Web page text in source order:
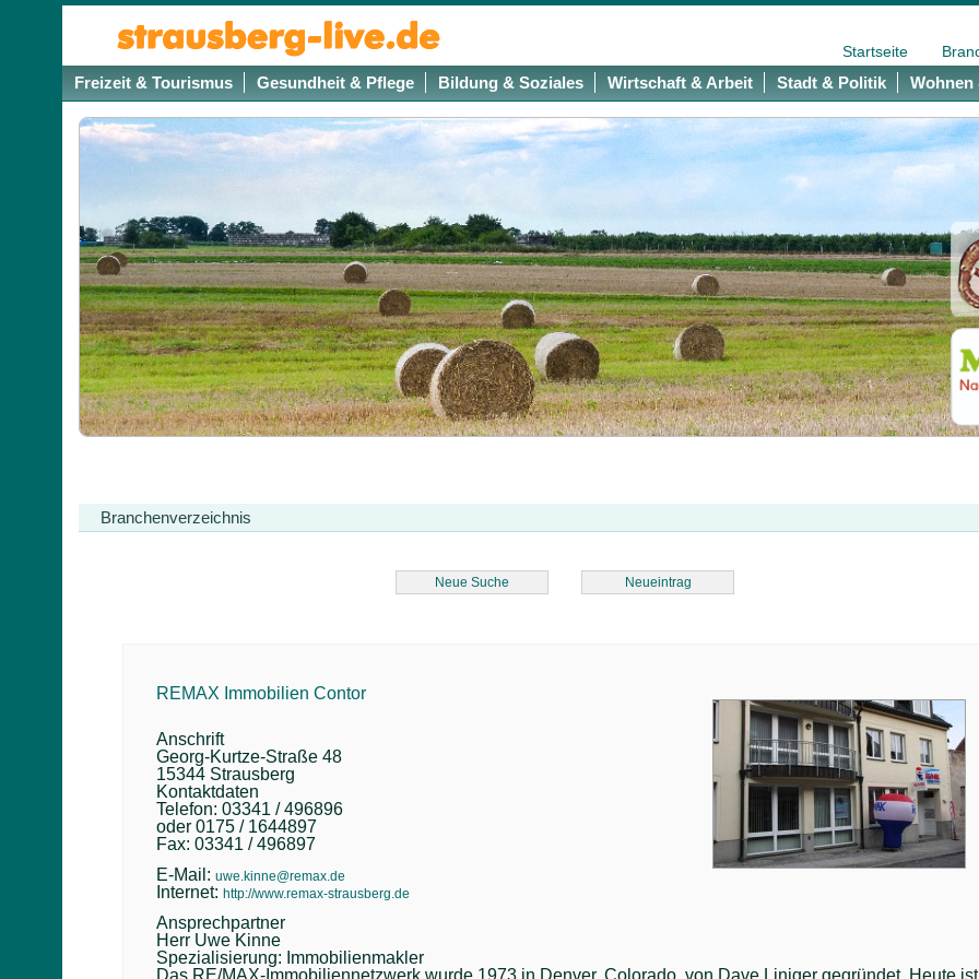
Startseite
Freizeit & Tourismus Gesundheit & Pflege Bildung & Soziales Wirtschaft & Arbeit Stadt & Politik Wohnen
Branchenverzeichnis
Neue Suche Neueintrag
REMAX Immobilien Contor
Anschrift
Georg-Kurtze-Straße 48
15344 Strausberg
Kontaktdaten
Telefon: 03341 / 496896
oder 0175 / 1644897
Fax: 03341 / 496897
E-Mail: uwe.kinne@remax.de
Internet: http://www.remax-strausberg.de
Ansprechpartner
Herr Uwe Kinne
Spezialisierung: Immobilienmakler
Das RE/MAX-Immobiliennetzwerk wurde 1973 in Denver, Colorado, von Dave Liniger gegründet. Heute ist